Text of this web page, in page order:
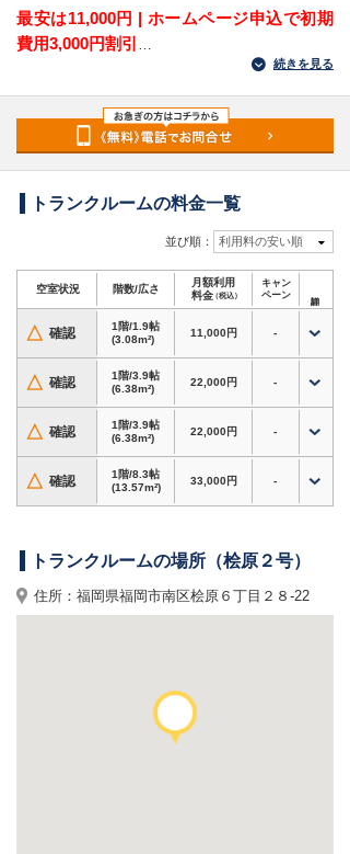
最安は11,000円 | ホームページ申込で初期
費用3,000円割引
クルームです。ジョイフル桧原店から花畑園芸公
園方面へ向かってすぐ、桧原運動公園の近くにあ
り、桧原・花畑・柏原・長住方面から荷物を運び
やすい立地です。福岡市南区桧原周辺で、自宅以
外の収納場所をお探しの方に適しています。
住宅地が広がる桧原6丁目では、衣類や季節用
て保管したいニーズがあります。2帖から8.3帖ま
で選べるため、普段使わない荷物の整理から大型
荷物の一時保管まで活用できるトランクルーム・
レンタル倉庫・貸し倉庫です。
対応用途・設備
・衣類・季節用品・家電・趣味道具など、自宅の
収納スペース確保に
・アウトドア用品・スポーツ用品・大型荷物の保
管にも対応
・書類・資材・在庫商品など、個人〜法人利用ま
・防犯設備・換気設備あり、施設見学対応
ホームページからのお申込みで初期費用3,000円
割引！
ム・レンタル倉庫・貸し倉庫をお探しなら、
とあ〜るコンテナ 桧原２号へ！
続きを見る
トランクルームの料金一覧
並び順： 利用料の安い順
空室状況 階数/広さ
月額利用
料金（税込）
キャン
ペーン
△ 確認
1階/1.9帖
(3.08m²)
11,000円 -
△ 確認
1階/3.9帖
(6.38m²)
22,000円 -
△ 確認
1階/3.9帖
(6.38m²)
22,000円 -
△ 確認
1階/8.3帖
(13.57m²)
33,000円 -
トランクルームの場所（桧原２号）
住所：福岡県福岡市南区桧原６丁目２８-22